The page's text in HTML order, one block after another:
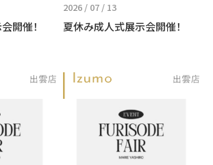
開催！
2026 / 07 / 13
夏休み成人式展示会開催！